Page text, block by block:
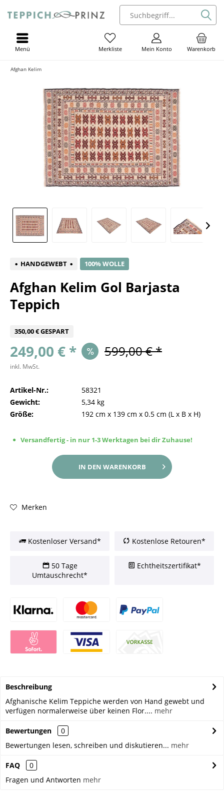
Warenkorb
Mein Konto
Merkliste
Menü
Afghan Kelim
HANDGEWEBT 100% WOLLE
Afghan Kelim Gol Barjasta
Teppich
350,00 € GESPART
249,00 € * 599,00 € *
inkl. MwSt.
Artikel-Nr.:
58321
Gewicht:
5,34 kg
Größe:
192 cm x 139 cm x 0.5 cm (L x B x H)
Versandfertig - in nur 1-3 Werktagen bei dir Zuhause!
IN DEN WARENKORB
Merken
Kostenloser Versand* Kostenlose Retouren*
50 Tage
Umtauschrecht*
Echtheitszertifikat*
Beschreibung
Afghanische Kelim Teppiche werden von Hand gewebt und
verfügen normalerweise über keinen Flor.... mehr
Bewertungen
0
Bewertungen lesen, schreiben und diskutieren... mehr
FAQ
0
Fragen und Antworten mehr